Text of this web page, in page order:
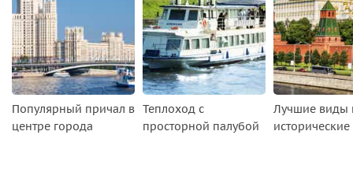
Популярный причал в
центре города
Теплоход с
просторной палубой
Лучшие виды